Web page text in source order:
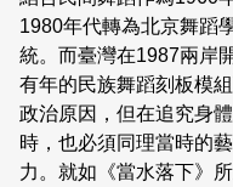
1980年代轉為北京舞蹈
統。而臺灣在1987兩岸
有年的民族舞蹈刻板模
政治原因，但在追究身
時，也必須同理當時的
力。就如《當水落下》